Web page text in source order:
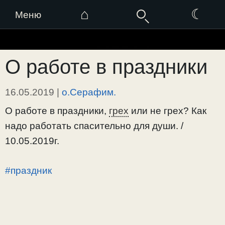
Меню ⌂ ☾
к
содержимому
О работе в праздники
16.05.2019 | о.Серафим.
О работе в праздники, грех или не грех? Как
надо работать спасительно для души. /
10.05.2019г.
#праздник